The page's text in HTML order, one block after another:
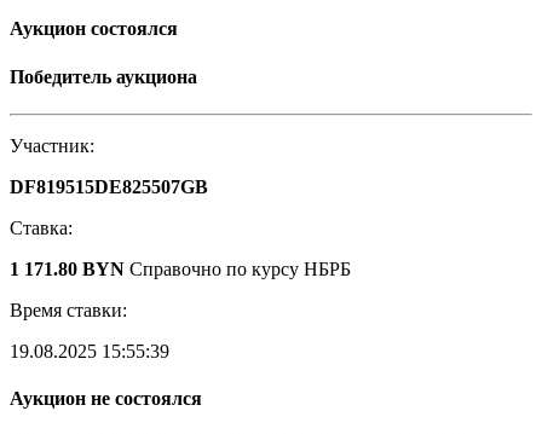
Аукцион состоялся
Победитель аукциона
Участник:
DF819515DE825507GB
Ставка:
1 171.80 BYN Справочно по курсу НБРБ
Время ставки:
19.08.2025 15:55:39
Аукцион не состоялся